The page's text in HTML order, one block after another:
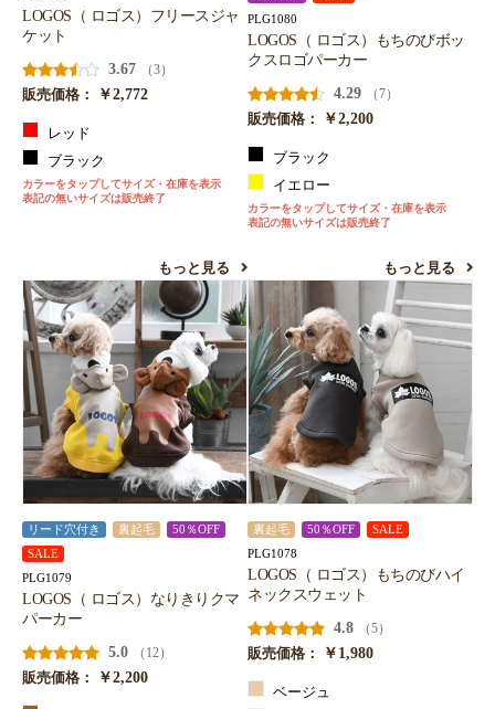
LOGOS（ ロゴス）フリースジャ
ケット
3.67
（3）
販売価格：
￥2,772
レッド
ブラック
カラーをタップしてサイズ・在庫を表示
表記の無いサイズは販売終了
もっと見る
PLG1080
LOGOS（ ロゴス）もちのびボッ
クスロゴパーカー
4.29
（7）
販売価格：
￥2,200
ブラック
イエロー
カラーをタップしてサイズ・在庫を表示
表記の無いサイズは販売終了
もっと見る
リード穴付き 裏起毛
50％OFF
SALE
PLG1079
LOGOS（ ロゴス）なりきりクマ
パーカー
5.0
（12）
販売価格：
￥2,200
裏起毛 50％OFF SALE
PLG1078
LOGOS（ ロゴス）もちのびハイ
ネックスウェット
4.8
（5）
販売価格：
￥1,980
ベージュ